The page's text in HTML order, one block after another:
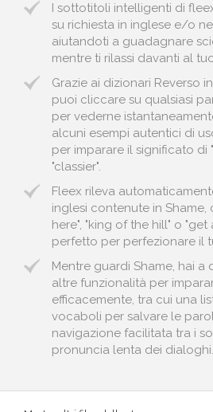
I sottotitoli intelligenti di
su richiesta in inglese e/o
aiutandoti a guadagnare
mentre ti rilassi davanti al
Grazie ai dizionari Reverso
puoi cliccare su qualsiasi
per vederne
alcuni esempi autentici di
per imparare il significato di
"classier".
Fleex rileva
inglesi contenute in
here", "king of the hill" o "get
perfetto per perfezionare il
Mentre guardi Shame, hai a
altre funzionalità per
efficacemente, tra cui una
vocaboli per salvare le
navigazione facilitata tra i
pronuncia lenta dei dialoghi.